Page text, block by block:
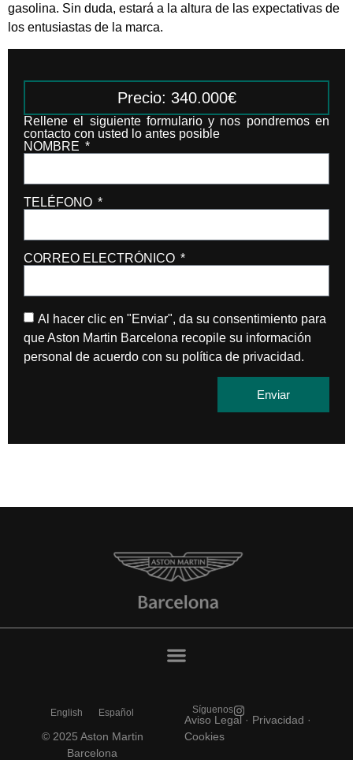
gasolina. Sin duda, estará a la altura de las expectativas de
los entusiastas de la marca.
Precio: 340.000€
Rellene el siguiente formulario y nos pondremos en
contacto con usted lo antes posible
NOMBRE
TELÉFONO
CORREO ELECTRÓNICO
Al hacer clic en "Enviar", da su consentimiento para
que Aston Martin Barcelona recopile su información
personal de acuerdo con su política de privacidad.
Enviar
English Español
© 2025 Aston Martin
Barcelona
Síguenos
Aviso Legal· Privacidad ·
Cookies